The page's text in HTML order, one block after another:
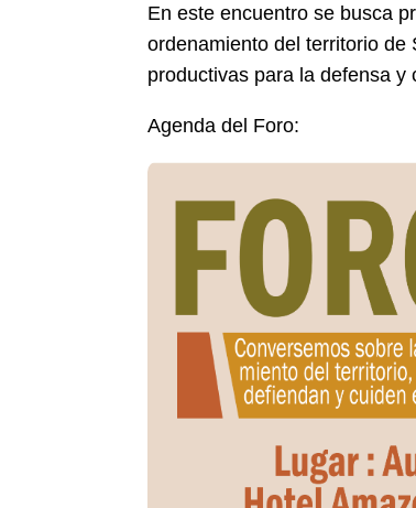
En este encuentro se busca
ordenamiento del territorio
productivas para la defensa y
Agenda del Foro: